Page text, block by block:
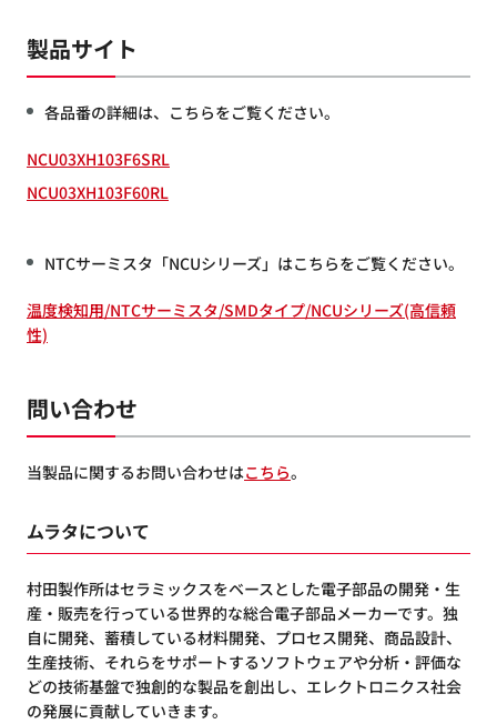
製品サイト
各品番の詳細は、こちらをご覧ください。
NCU03XH103F6SRL
NCU03XH103F60RL
NTCサーミスタ「NCUシリーズ」はこちらをご覧ください。
温度検知用/NTCサーミスタ/SMDタイプ/NCUシリーズ(高信頼
性)
問い合わせ
当製品に関するお問い合わせはこちら。
ムラタについて
村田製作所はセラミックスをベースとした電子部品の開発・生
産・販売を行っている世界的な総合電子部品メーカーです。独
自に開発、蓄積している材料開発、プロセス開発、商品設計、
生産技術、それらをサポートするソフトウェアや分析・評価な
どの技術基盤で独創的な製品を創出し、エレクトロニクス社会
の発展に貢献していきます。